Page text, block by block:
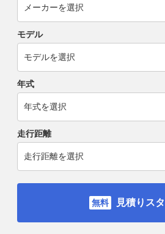
モデル
年式
走行距離
見積りス